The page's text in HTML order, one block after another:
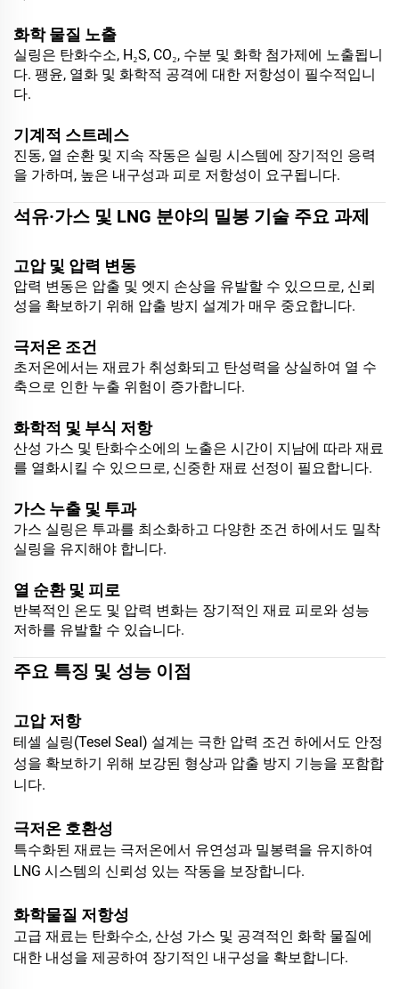
화학 물질 노출
실링은 탄화수소, H₂S, CO₂, 수분 및 화학 첨가제에 노출됩니
다. 팽윤, 열화 및 화학적 공격에 대한 저항성이 필수적입니
다.
기계적 스트레스
진동, 열 순환 및 지속 작동은 실링 시스템에 장기적인 응력
을 가하며, 높은 내구성과 피로 저항성이 요구됩니다.
석유·가스 및 LNG 분야의 밀봉 기술 주요 과제
고압 및 압력 변동
압력 변동은 압출 및 엣지 손상을 유발할 수 있으므로, 신뢰
성을 확보하기 위해 압출 방지 설계가 매우 중요합니다.
극저온 조건
초저온에서는 재료가 취성화되고 탄성력을 상실하여 열 수
축으로 인한 누출 위험이 증가합니다.
화학적 및 부식 저항
산성 가스 및 탄화수소에의 노출은 시간이 지남에 따라 재료
를 열화시킬 수 있으므로, 신중한 재료 선정이 필요합니다.
가스 누출 및 투과
가스 실링은 투과를 최소화하고 다양한 조건 하에서도 밀착
실링을 유지해야 합니다.
열 순환 및 피로
반복적인 온도 및 압력 변화는 장기적인 재료 피로와 성능
저하를 유발할 수 있습니다.
주요 특징 및 성능 이점
고압 저항
테셀 실링(Tesel Seal) 설계는 극한 압력 조건 하에서도 안정
성을 확보하기 위해 보강된 형상과 압출 방지 기능을 포함합
니다.
극저온 호환성
특수화된 재료는 극저온에서 유연성과 밀봉력을 유지하여
LNG 시스템의 신뢰성 있는 작동을 보장합니다.
화학물질 저항성
고급 재료는 탄화수소, 산성 가스 및 공격적인 화학 물질에
대한 내성을 제공하여 장기적인 내구성을 확보합니다.